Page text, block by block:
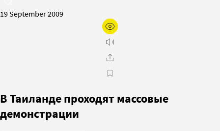
19 September 2009
В Таиланде проходят массовые
демонстрации